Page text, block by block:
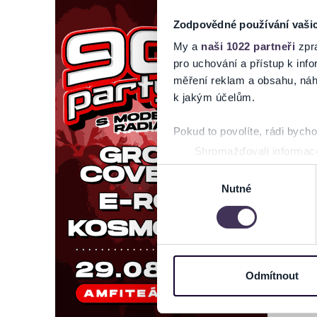
Zodpovědné používání
My a naši 1022 partneři
pro uchování a přístup k
měření reklam a obsahu,
k jakým účelům.
Pokud to povolíte, rádi
Shromažďovali
Identifikovali vaše
Zjistěte více o tom, jak
můžete kdykoliv změnit
informace o vašem zařízení
osobní údaje. Získané
Výběr
souhlasu
Nutné
Odmítnout